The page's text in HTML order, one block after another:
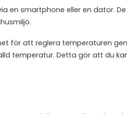
en smartphone eller en dator.
för att reglera temperaturen
temperatur. Detta gör att du